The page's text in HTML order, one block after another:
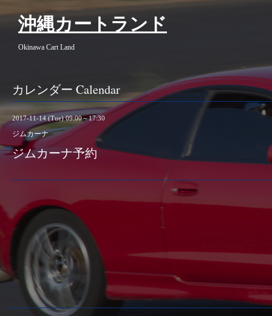
沖縄カートランド
Okinawa Cart Land
カレンダー Calendar
2017-11-14 (Tue) 09:00～17:30
ジムカーナ
ジムカーナ予約